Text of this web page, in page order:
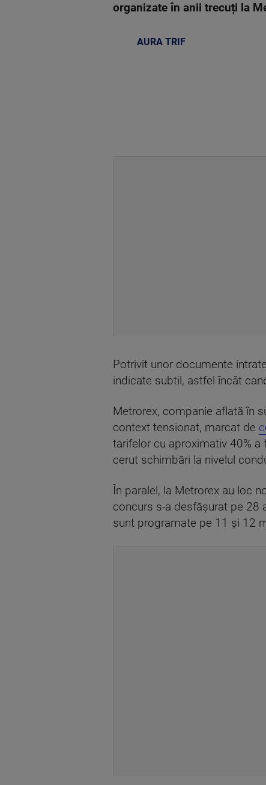
organizate în anii trecuți la
AURA TRIF
Potrivit unor documente
indicate subtil, astfel încât
Metrorex, companie aflată în
context tensionat, marcat de
tarifelor cu aproximativ 40%
cerut schimbări la nivelul
În paralel, la Metrorex au loc
concurs s-a desfășurat pe 28
sunt programate pe 11 și 12